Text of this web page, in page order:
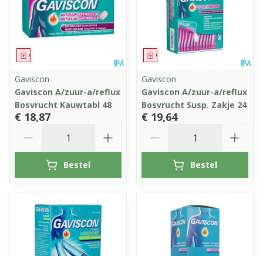
Geneesmiddel
Gaviscon
Gaviscon A/zuur-a/reflux
Bosvrucht Kauwtabl 48
€ 18,87
Bestel
Geneesmiddel
Gaviscon
Gaviscon A/zuur-a/reflux
Bosvrucht Susp. Zakje 24
€ 19,64
Bestel